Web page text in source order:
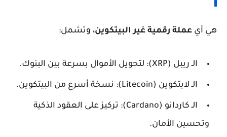
هي أي عملة رقمية غير البيتكوين، وتشمل:
الـ ريبل (XRP) : لتحويل الأموال بسرعة بين البنوك.
الـ لايتكوين (Litecoin) : نسخة أسرع من البيتكوين.
الـ كاردانو (Cardano)
: تركيز على العقود الذكية
وتحسين الأمان.